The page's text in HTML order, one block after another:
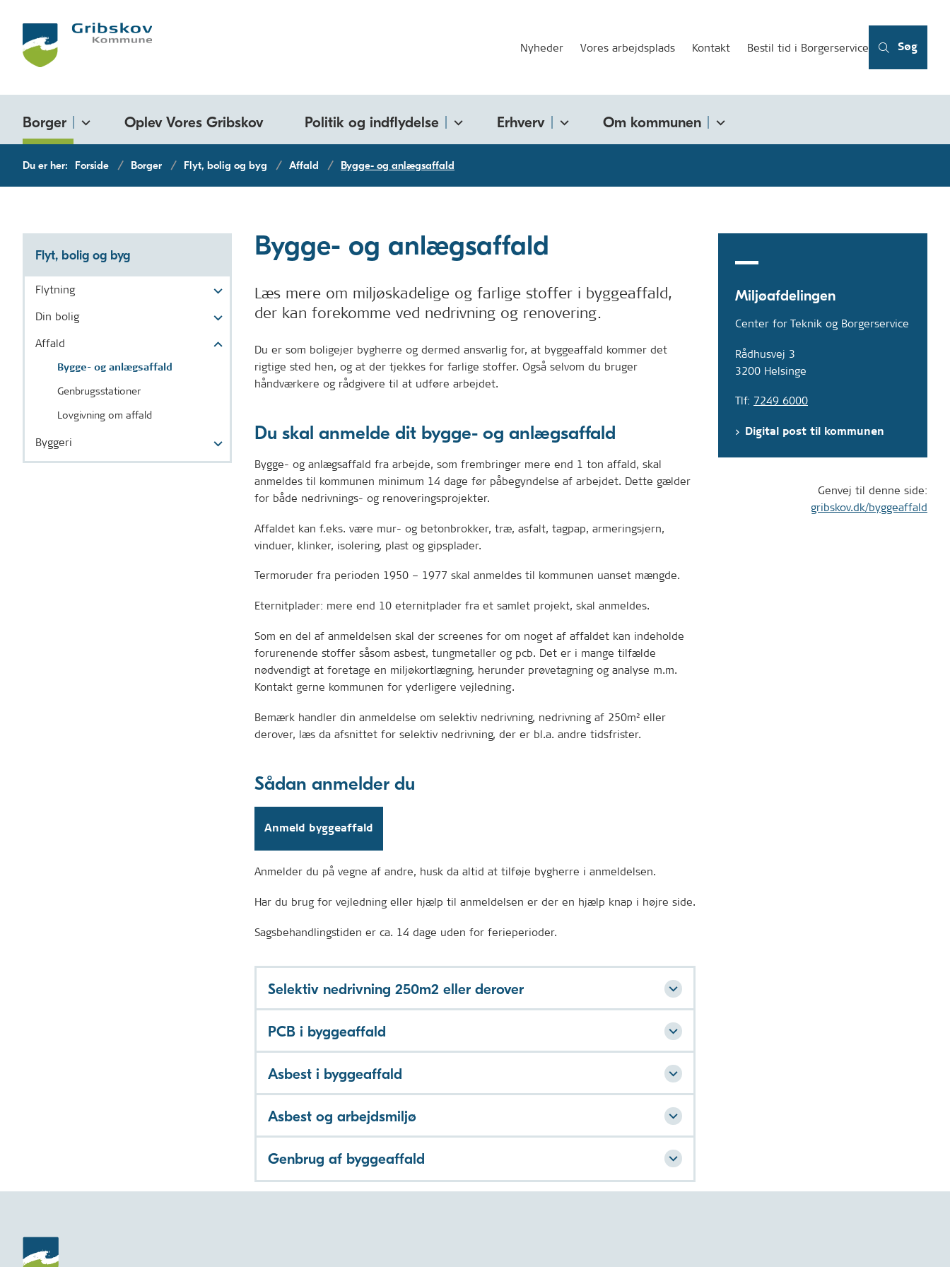
Nyheder Vores arbejdsplads Kontakt Bestil tid i Borgerservice Søg
Borger Oplev Vores Gribskov Politik og indflydelse Erhverv Om kommunen
Du er her: Forside Borger Flyt, bolig og byg Affald Bygge- og anlægsaffald
Flyt, bolig og byg
Flytning
Din bolig
Affald
Bygge- og anlægsaffald
Genbrugsstationer
Lovgivning om affald
Byggeri
Bygge- og anlægsaffald
Læs mere om miljøskadelige og farlige stoffer i byggeaffald,
der kan forekomme ved nedrivning og renovering.
Du er som boligejer bygherre og dermed ansvarlig for, at byggeaffald kommer det
rigtige sted hen, og at der tjekkes for farlige stoffer. Også selvom du bruger
håndværkere og rådgivere til at udføre arbejdet.
Du skal anmelde dit bygge- og anlægsaffald
Bygge- og anlægsaffald fra arbejde, som frembringer mere end 1 ton affald, skal
anmeldes til kommunen minimum 14 dage før påbegyndelse af arbejdet. Dette gælder
for både nedrivnings- og renoveringsprojekter.
Affaldet kan f.eks. være mur- og betonbrokker, træ, asfalt, tagpap, armeringsjern,
vinduer, klinker, isolering, plast og gipsplader.
Termoruder fra perioden 1950 – 1977 skal anmeldes til kommunen uanset mængde.
Eternitplader: mere end 10 eternitplader fra et samlet projekt, skal anmeldes.
Som en del af anmeldelsen skal der screenes for om noget af affaldet kan indeholde
forurenende stoffer såsom asbest, tungmetaller og pcb. Det er i mange tilfælde
nødvendigt at foretage en miljøkortlægning, herunder prøvetagning og analyse m.m.
Kontakt gerne kommunen for yderligere vejledning.
Bemærk handler din anmeldelse om selektiv nedrivning, nedrivning af 250m² eller
derover, læs da afsnittet for selektiv nedrivning, der er bl.a. andre tidsfrister.
Sådan anmelder du
Anmeld byggeaffald
Anmelder du på vegne af andre, husk da altid at tilføje bygherre i anmeldelsen.
Har du brug for vejledning eller hjælp til anmeldelsen er der en hjælp knap i højre side.
Sagsbehandlingstiden er ca. 14 dage uden for ferieperioder.
Selektiv nedrivning 250m2 eller derover
PCB i byggeaffald
Asbest i byggeaffald
Asbest og arbejdsmiljø
Genbrug af byggeaffald
Miljøafdelingen
Center for Teknik og Borgerservice
Rådhusvej 3
3200 Helsinge
Tlf: 7249 6000
Digital post til kommunen
Genvej til denne side:
gribskov.dk/byggeaffald